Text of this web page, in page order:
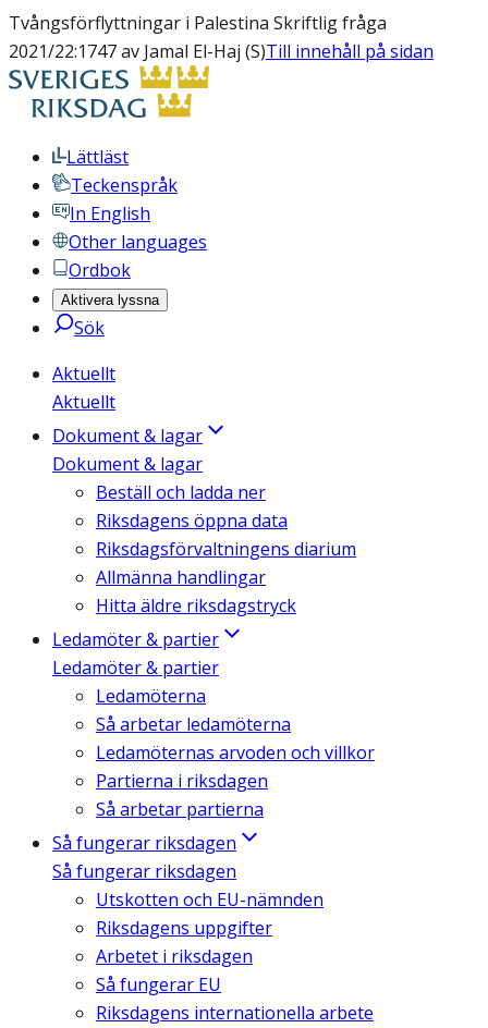
Tvångsförflyttningar i Palestina Skriftlig fråga
2021/22:1747 av Jamal El-Haj (S)Till innehåll på sidan
Lättläst
Teckenspråk
In English
Other languages
Ordbok
Aktivera lyssna
Sök
Aktuellt
Aktuellt
Dokument & lagar
Dokument & lagar
Beställ och ladda ner
Riksdagens öppna data
Riksdagsförvaltningens diarium
Allmänna handlingar
Hitta äldre riksdagstryck
Ledamöter & partier
Ledamöter & partier
Ledamöterna
Så arbetar ledamöterna
Ledamöternas arvoden och villkor
Partierna i riksdagen
Så arbetar partierna
Så fungerar riksdagen
Så fungerar riksdagen
Utskotten och EU-nämnden
Riksdagens uppgifter
Arbetet i riksdagen
Så fungerar EU
Riksdagens internationella arbete